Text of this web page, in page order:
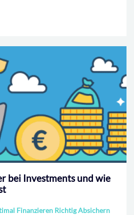
bei Investments und wie
Finanzieren Richtig Absichern